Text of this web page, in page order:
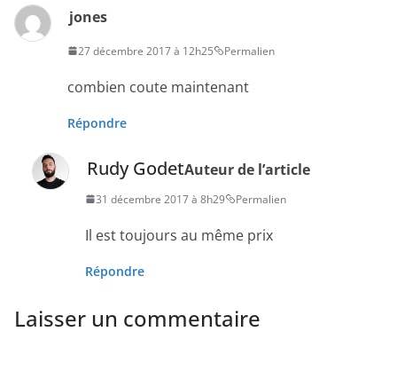
jones
27 décembre 2017 à 12h25 Permalien
combien coute maintenant
Répondre
Rudy GodetAuteur de l’article
31 décembre 2017 à 8h29 Permalien
Il est toujours au même prix
Répondre
Laisser un commentaire